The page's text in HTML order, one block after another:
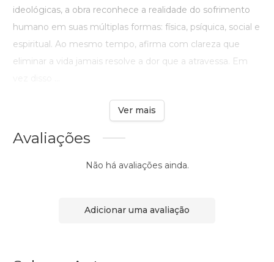
ideológicas, a obra reconhece a realidade do sofrimento
humano em suas múltiplas formas: física, psíquica, social e
espiritual. Ao mesmo tempo, afirma com clareza que
eliminar a vida jamais resolve a dor que a atravessa. Em
Ver mais
Avaliações
Não há avaliações ainda.
Adicionar uma avaliação